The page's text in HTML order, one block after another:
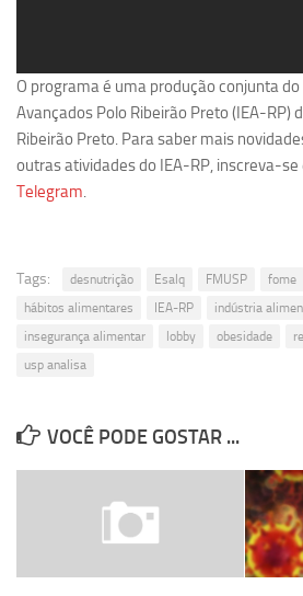
O programa é uma produção conjunta
Avançados Polo Ribeirão Preto (IEA-RP)
Ribeirão Preto. Para saber mais
outras atividades do IEA-RP, inscreva-se
Telegram.
Tags: desnutrição Esalq FMUSP fome
hábitos alimentares
IEA-RP
indústria
insegurança alimentar
lobby obesidade
usp analisa
VOCÊ PODE GOSTAR ...